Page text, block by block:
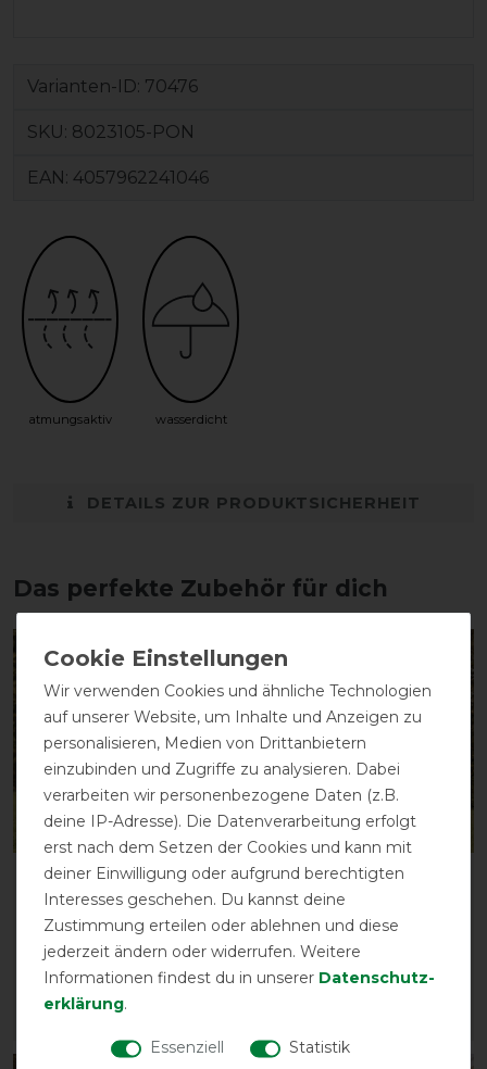
Varianten-ID: 70476
SKU: 8023105-PON
EAN: 4057962241046
atmungsaktiv wasserdicht
DETAILS ZUR PRODUKTSICHERHEIT
Das perfekte Zubehör für dich
-13%
Waldhausen
Outdoordecke Arctic
Light 0g
vorher 109,95 €
95,65 € *
-13%
Waldhausen
Outdoordecke Arctic
Light 0g
vorher 109,95 €
95,65 € *
Wir verwenden Cookies und ähnliche Technologien
auf unserer Website, um Inhalte und Anzeigen zu
personalisieren, Medien von Drittanbietern
einzubinden und Zugriffe zu analysieren. Dabei
verarbeiten wir personenbezogene Daten (z.B.
deine IP-Adresse). Die Datenverarbeitung erfolgt
erst nach dem Setzen der Cookies und kann mit
deiner Einwilligung oder aufgrund berechtigten
Interesses geschehen. Du kannst deine
Zustimmung erteilen oder ablehnen und diese
jederzeit ändern oder widerrufen. Weitere
Informationen findest du in unserer Daten­schutz­
erklärung.
Essenziell
Statistik